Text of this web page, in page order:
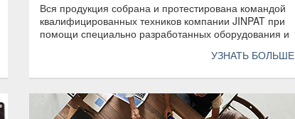
Вся продукция собрана и протестирована командой
квалифицированных техников компании JINPAT при
помощи специально разработанных оборудования и
УЗНАТЬ БОЛЬШЕ